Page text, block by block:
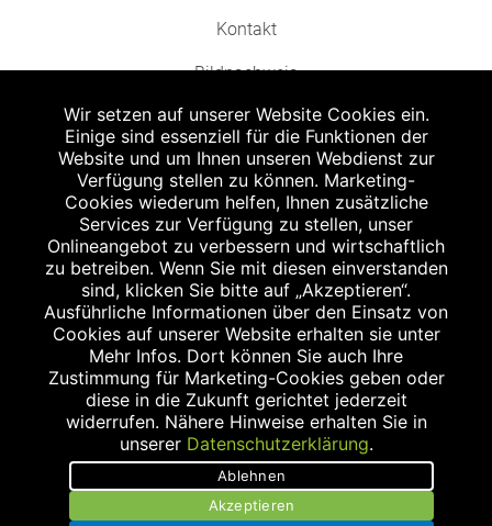
Kontakt
Bildnachweis
Abgabe in haushaltsüblichen Mengen, solange der Vorrat reicht. Für Druck-
und Satzfehler keine Haftung.
Zu Risiken und Nebenwirkungen lesen Sie die Packungsbeilage und fragen
Sie Ihren Arzt oder Apotheker.
Angabe nach der deutschen Arzneimitteltaxe Apothekenerstattungspreis
(AEP). Der AEP ist keine unverbindliche Preisempfehlung der Hersteller. Der
AEP ist ein von den Apotheken in Ansatz gebrachter Preis für rezeptfreie
Arzneimittel. Er entspricht in der Höhe dem für Apotheken verbindlichen
Abgabepreis, zu dem eine Apotheke in bestimmten Fällen (z.B. bei Kindern
unter 12 Jahren) das Produkt mit der gesetzlichen Krankenversicherung
abrechnet. Der AEP ist der allgemeine Erstattungspreis im Falle einer
Kostenübernahme durch die gesetzlichen Krankenkassen, vor Abzug eines
Zwangsrabattes (zur Zeit 5%) nach §130 Abs. 1 SGB V.
Unverbindliche Preisempfehlung des Herstellers (UVP).
powered by apovena.de
Wir setzen auf unserer Website Cookies ein.
Einige sind essenziell für die Funktionen der
Website und um Ihnen unseren Webdienst zur
Verfügung stellen zu können. Marketing-
Cookies wiederum helfen, Ihnen zusätzliche
Services zur Verfügung zu stellen, unser
Onlineangebot zu verbessern und wirtschaftlich
zu betreiben. Wenn Sie mit diesen einverstanden
sind, klicken Sie bitte auf „Akzeptieren“.
Ausführliche Informationen über den Einsatz von
Cookies auf unserer Website erhalten sie unter
Mehr Infos. Dort können Sie auch Ihre
Zustimmung für Marketing-Cookies geben oder
diese in die Zukunft gerichtet jederzeit
widerrufen. Nähere Hinweise erhalten Sie in
unserer Datenschutzerklärung.
Ablehnen
Akzeptieren